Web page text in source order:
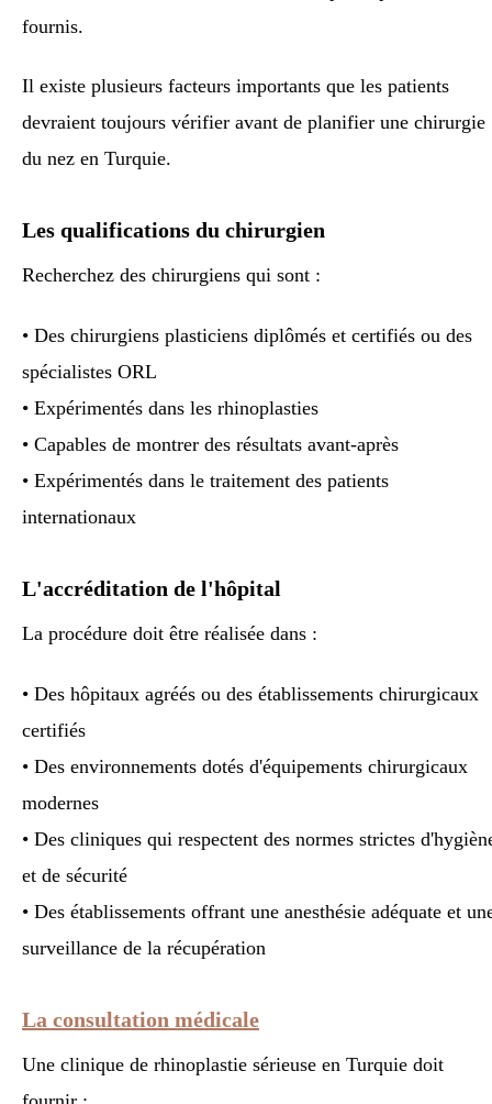
fournis.
Il existe plusieurs facteurs importants que les patients
devraient toujours vérifier avant de planifier une chirurgie
du nez en Turquie.
Les qualifications du chirurgien
Recherchez des chirurgiens qui sont :
• Des chirurgiens plasticiens diplômés et certifiés ou des
spécialistes ORL
• Expérimentés dans les rhinoplasties
• Capables de montrer des résultats avant-après
• Expérimentés dans le traitement des patients
internationaux
L'accréditation de l'hôpital
La procédure doit être réalisée dans :
• Des hôpitaux agréés ou des établissements chirurgicaux
certifiés
• Des environnements dotés d'équipements chirurgicaux
modernes
• Des cliniques qui respectent des normes strictes
et de sécurité
• Des établissements offrant une anesthésie adéquate et
surveillance de la récupération
La consultation médicale
Une clinique de rhinoplastie sérieuse en Turquie doit